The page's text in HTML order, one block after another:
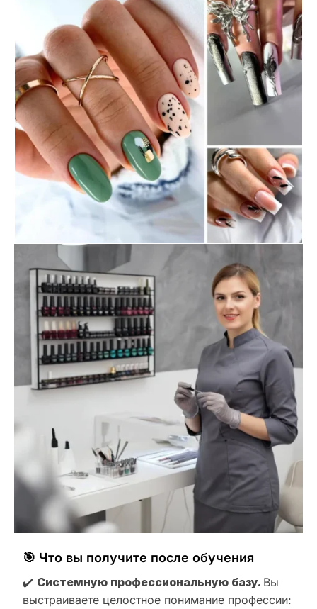
🎯 Что вы получите после обучения
✔️ Системную профессиональную базу. Вы
выстраиваете целостное понимание профессии: